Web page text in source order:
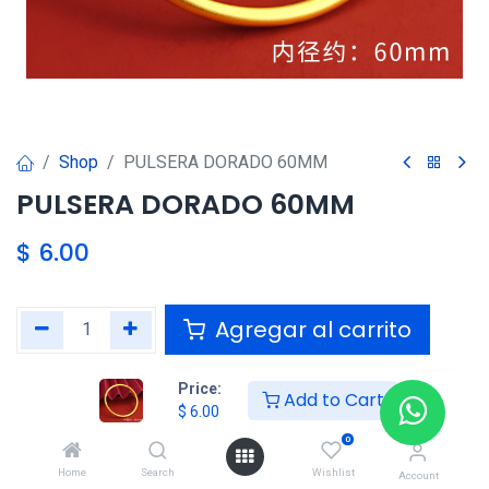
Price:
$ 6.00 Add to Cart
Home Search
0
Wishlist Account
Shop PULSERA DORADO 60MM
PULSERA DORADO 60MM
$ 6.00
Agregar al carrito
Agregar a la lista de deseos
Compartir :